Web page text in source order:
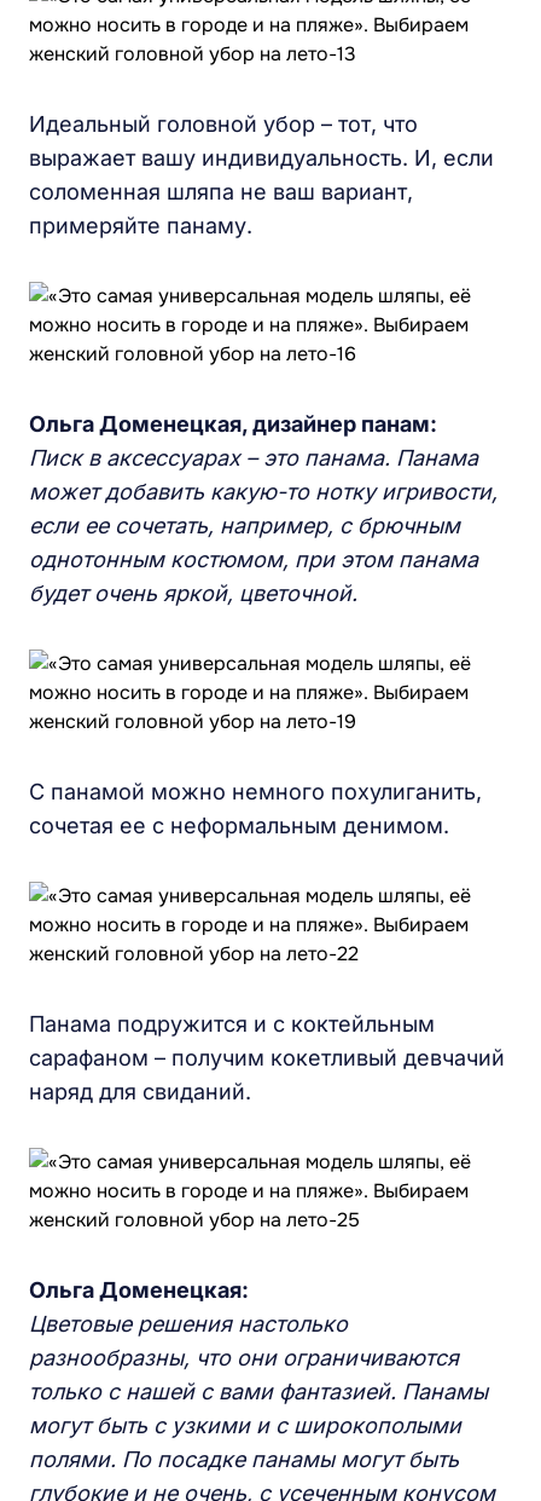
Идеальный головной убор – тот, что
выражает вашу индивидуальность. И, если
соломенная шляпа не ваш вариант,
примеряйте панаму.
Ольга Доменецкая, дизайнер панам:
Писк в аксессуарах – это панама. Панама
может добавить какую-то нотку игривости,
если ее сочетать, например, с брючным
однотонным костюмом, при этом панама
будет очень яркой, цветочной.
С панамой можно немного похулиганить,
сочетая ее с неформальным денимом.
Панама подружится и с коктейльным
сарафаном – получим кокетливый девчачий
наряд для свиданий.
Ольга Доменецкая:
Цветовые решения настолько
разнообразны, что они ограничиваются
только с нашей с вами фантазией. Панамы
могут быть с узкими и с широкополыми
полями. По посадке панамы могут быть
глубокие и не очень, с усеченным конусом